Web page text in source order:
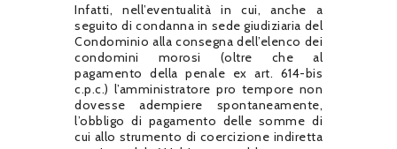
Infatti, nell’eventualità in cui, anche a
seguito di condanna in sede giudiziaria del
Condominio alla consegna dell’elenco dei
condomini morosi (oltre che al
pagamento della penale ex art. 614-bis
c.p.c.) l’amministratore pro tempore non
dovesse adempiere spontaneamente,
l’obbligo di pagamento delle somme di
cui allo strumento di coercizione indiretta